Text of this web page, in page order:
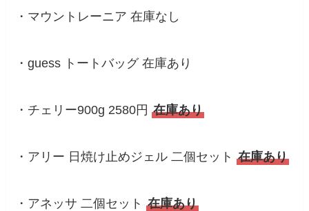
・マウントレーニア 在庫なし
・guess トートバッグ 在庫あり
・チェリー900g 2580円在庫あり
・アリー 日焼け止めジェル 二個セット在庫あり
・アネッサ 二個セット在庫あり